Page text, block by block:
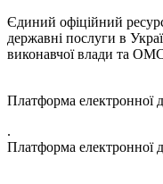
Єдиний офіційний
державні послуги в
виконавчої влади та
Платформа електронної
.
Платформа електронної